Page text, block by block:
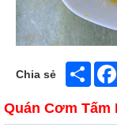
Chia sẻ Share
Quán Cơm Tấm